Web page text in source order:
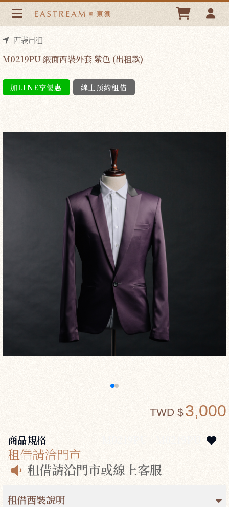
M0219PU 緞面西裝外套 紫色 (出租款) | 東潮時裝西服
EASTREAM
西裝出租
M0219PU 緞面西裝外套 紫色 (出租款)
加LINE享優惠 線上預約租借
3,000
TWD $
商品規格
租借請洽門市
租借請洽門市或線上客服
租借西裝說明